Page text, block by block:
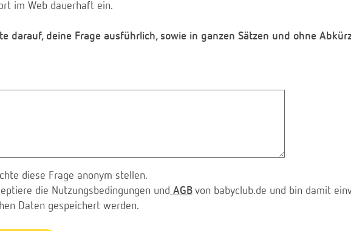
im Web dauerhaft ein.
darauf, deine Frage ausführlich, sowie in ganzen Sätzen und ohne
diese Frage anonym stellen.
die Nutzungsbedingungen und AGB von babyclub.de und bin damit
Daten gespeichert werden.